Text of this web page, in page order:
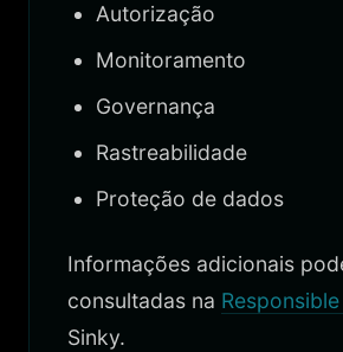
Autorização
Monitoramento
Governança
Rastreabilidade
Proteção de dados
Informações adicionais
consultadas na
Sinky.